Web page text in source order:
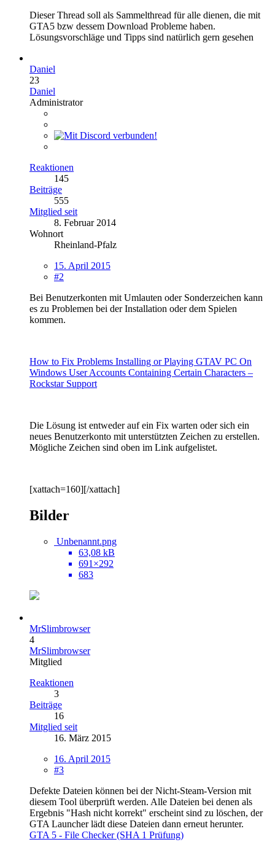
Dieser Thread soll als Sammelthread für alle dienen, die mit
GTA5 bzw dessem Download Probleme haben.
Lösungsvorschläge und Tipps sind natürlich gern gesehen
Daniel
23
Daniel
Administrator
Reaktionen
145
Beiträge
555
Mitglied seit
8. Februar 2014
Wohnort
Rheinland-Pfalz
15. April 2015
#2
Bei Benutzerkonten mit Umlauten oder Sonderzeichen kann
es zu Problemen bei der Installation oder dem Spielen
kommen.
How to Fix Problems Installing or Playing GTAV PC On
Windows User Accounts Containing Certain Characters –
Rockstar Support
Die Lösung ist entweder auf ein Fix warten oder sich ein
neues Benutzerkonto mit unterstützten Zeichen zu erstellen.
Mögliche Zeichen sind oben im Link aufgelistet.
[xattach=160][/xattach]
Bilder
Unbenannt.png
63,08 kB
691×292
683
MrSlimbrowser
4
MrSlimbrowser
Mitglied
Reaktionen
3
Beiträge
16
Mitglied seit
16. März 2015
16. April 2015
#3
Defekte Dateien können bei der Nicht-Steam-Version mit
diesem Tool überprüft werden. Alle Dateien bei denen als
Ergebnis "Hash nicht korrekt" erscheint sind zu löschen, der
GTA Launcher lädt diese Dateien dann erneut herunter.
GTA 5 - File Checker (SHA 1 Prüfung)